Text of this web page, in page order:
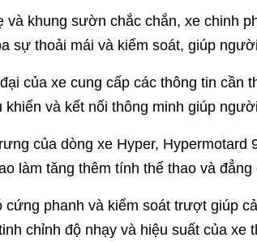
và khung sườn chắc chắn, xe chinh
sự thoải mái và kiểm soát, giúp
của xe cung cấp các thông tin
khiển và kết nối thông minh giúp
của dòng xe Hyper,
làm tăng thêm tính thể thao và đẳng
cứng phanh và kiểm soát trượt giúp
chỉnh độ nhạy và hiệu suất của xe